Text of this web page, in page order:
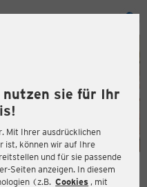
nutzen sie für Ihr
Mit Ihrer ausdrücklichen
ist, können wir auf Ihre
und für sie passende
Seiten anzeigen. In diesem
(z.B. Cookies , mit